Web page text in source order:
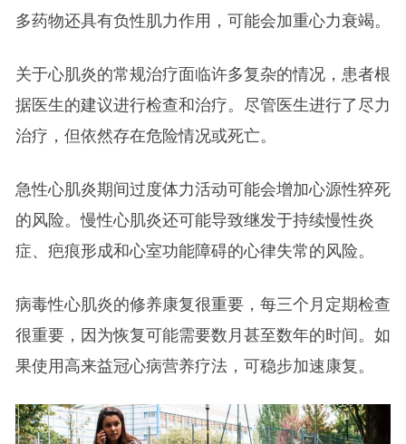
多药物还具有负性肌力作用，可能会加重心力衰竭。
关于心肌炎的常规治疗面临许多复杂的情况，患者根
据医生的建议进行检查和治疗。尽管医生进行了尽力
治疗，但依然存在危险情况或死亡。
急性心肌炎期间过度体力活动可能会增加心源性猝死
的风险。慢性心肌炎还可能导致继发于持续慢性炎
症、疤痕形成和心室功能障碍的心律失常的风险。
病毒性心肌炎的修养康复很重要，每三个月定期检查
很重要，因为恢复可能需要数月甚至数年的时间。如
果使用高来益冠心病营养疗法，可稳步加速康复。